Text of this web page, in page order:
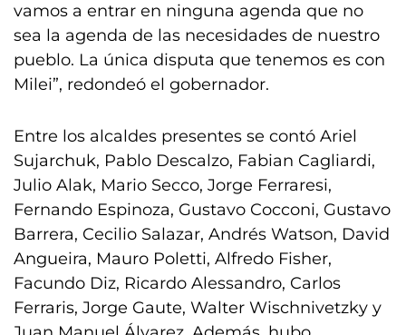
vamos a entrar en ninguna agenda que no
sea la agenda de las necesidades de nuestro
pueblo. La única disputa que tenemos es con
Milei”, redondeó el gobernador.
Entre los alcaldes presentes se contó Ariel
Sujarchuk, Pablo Descalzo, Fabian Cagliardi,
Julio Alak, Mario Secco, Jorge Ferraresi,
Fernando Espinoza, Gustavo Cocconi, Gustavo
Barrera, Cecilio Salazar, Andrés Watson, David
Angueira, Mauro Poletti, Alfredo Fisher,
Facundo Diz, Ricardo Alessandro, Carlos
Ferraris, Jorge Gaute, Walter Wischnivetzky y